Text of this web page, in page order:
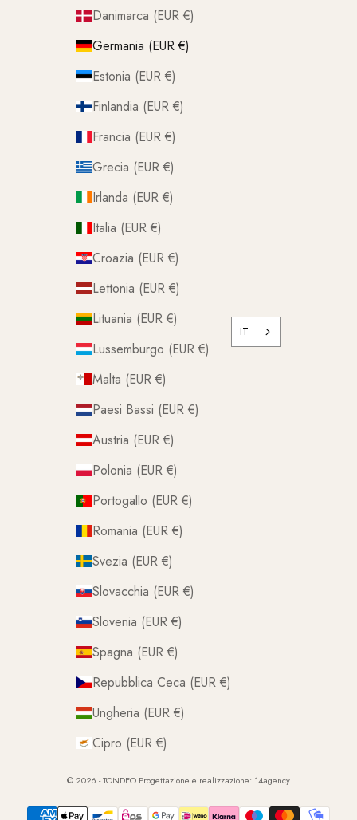
Danimarca (EUR €)
Germania (EUR €)
Estonia (EUR €)
Finlandia (EUR €)
Francia (EUR €)
Grecia (EUR €)
Irlanda (EUR €)
Italia (EUR €)
Croazia (EUR €)
Lettonia (EUR €)
Lituania (EUR €)
Lussemburgo (EUR €)
Malta (EUR €)
Paesi Bassi (EUR €)
Austria (EUR €)
Polonia (EUR €)
Portogallo (EUR €)
Romania (EUR €)
Svezia (EUR €)
Slovacchia (EUR €)
Slovenia (EUR €)
Spagna (EUR €)
Repubblica Ceca (EUR €)
Ungheria (EUR €)
Cipro (EUR €)
IT
© 2026 - TONDEO Progettazione e realizzazione: 14agency